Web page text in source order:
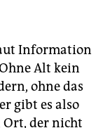
Information
Alt kein
ohne das
gibt es also
der nicht